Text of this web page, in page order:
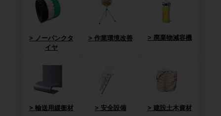
ノーパンクタ
イヤ
作業環境改善 廃棄物減容機
輸送用緩衝材 安全設備 建設土木資材